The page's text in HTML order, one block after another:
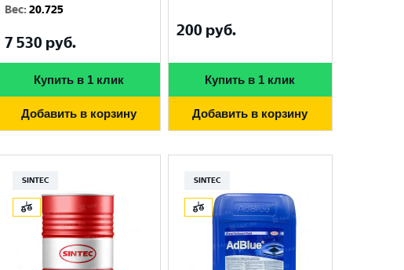
Вес:20.725
7 530 руб.
Купить в 1 клик
Добавить в корзину
200 руб.
Купить в 1 клик
Добавить в корзину
SINTEC SINTEC